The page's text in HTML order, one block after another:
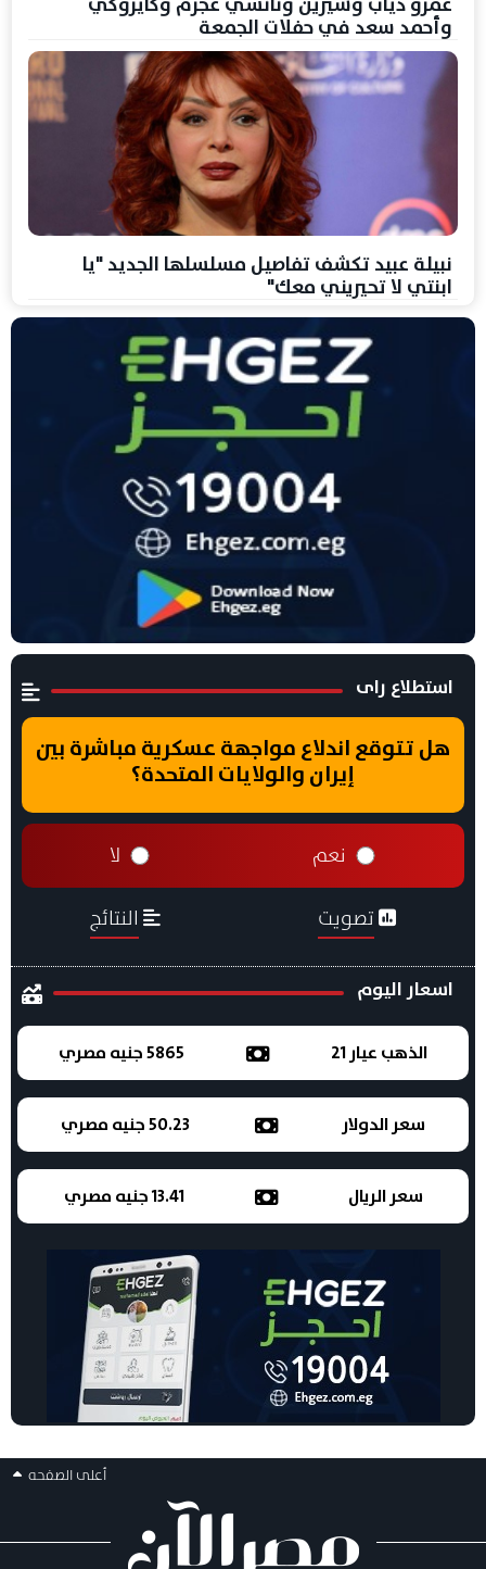
وأحمد سعد في حفلات الجمعة
نبيلة عبيد تكشف تفاصيل مسلسلها الجديد "يا
ابنتي لا تحيريني معك"
استطلاع راى
هل تتوقع اندلاع مواجهة عسكرية مباشرة بين
إيران والولايات المتحدة؟
نعم لا
تصويت النتائج
اسعار اليوم
الذهب عيار 21 5865 جنيه مصري
سعر الدولار 50.23 جنيه مصري
سعر الريال 13.41 جنيه مصري
أعلى الصفحه